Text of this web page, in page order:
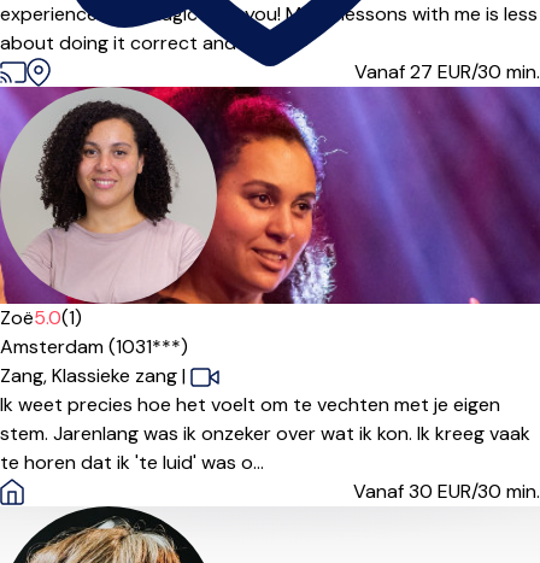
experience that magic with you! Music lessons with me is less
about doing it correct and i...
Vanaf 27 EUR/30 min.
Zoë5.0(1)
Amsterdam (1031***)
Zang,Klassieke zang|
Ik weet precies hoe het voelt om te vechten met je eigen
stem. Jarenlang was ik onzeker over wat ik kon. Ik kreeg vaak
te horen dat ik 'te luid' was o...
Vanaf 30 EUR/30 min.